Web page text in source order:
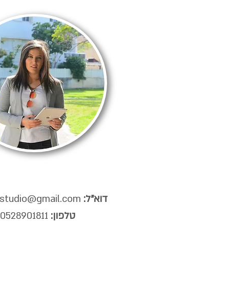
:דוא"ל
טלפון: